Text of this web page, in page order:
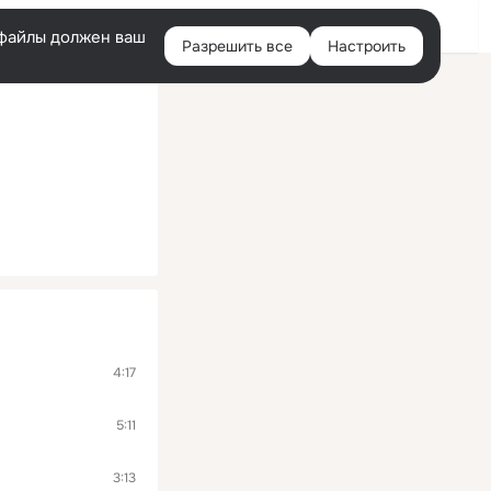
Войти
должен ваш Разрешить все Настроить
4:17
5:11
3:13